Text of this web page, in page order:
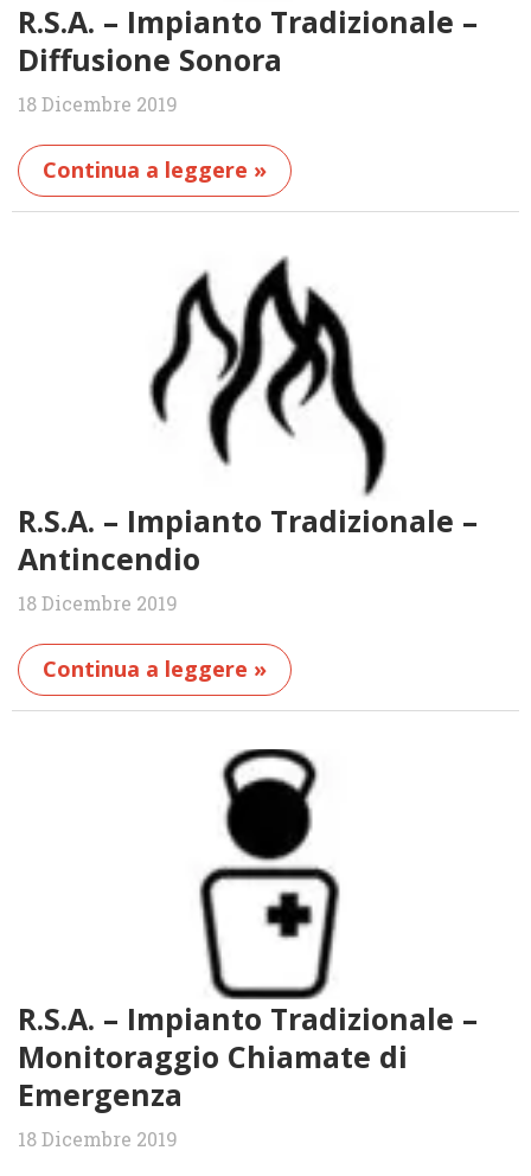
R.S.A. – Impianto Tradizionale –
Diffusione Sonora
18 Dicembre 2019
Continua a leggere »
R.S.A. – Impianto Tradizionale –
Antincendio
18 Dicembre 2019
Continua a leggere »
R.S.A. – Impianto Tradizionale –
Monitoraggio Chiamate di
Emergenza
18 Dicembre 2019